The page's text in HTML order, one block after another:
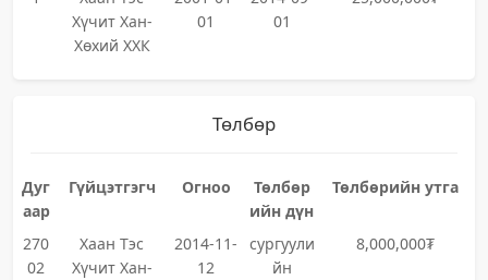
Хүчит Хан-
Хөхий ХХК
01
01
Төлбөр
Дуг
аар
Гүйцэтгэгч Огноо
Төлбөр
ийн дүн
Төлбөрийн утга
270
02
Хаан Тэс
Хүчит Хан-
2014-11-
12
сургуули
йн
8,000,000₮